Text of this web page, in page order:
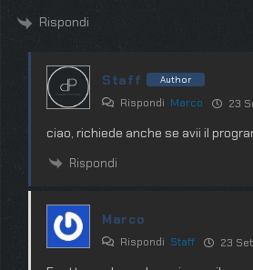
Rispondi
Staff Author
Rispondi Marco 23
ciao, richiede anche se avii il
Rispondi
Marco
Rispondi Staff 23